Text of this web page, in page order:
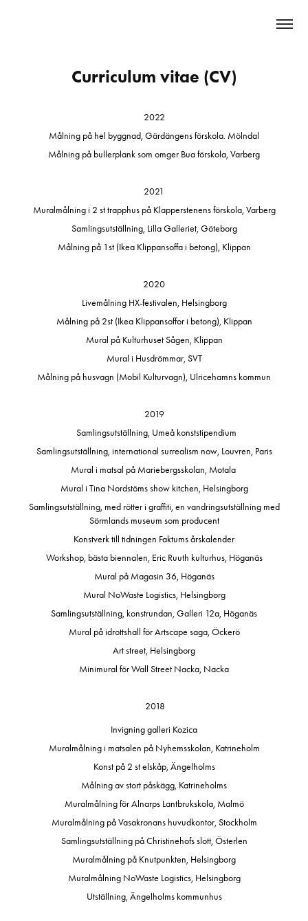
Curriculum vitae (CV)
2022
Målning på hel byggnad, Gärdängens förskola. Mölndal
Målning på bullerplank som omger Bua förskola, Varberg
2021
Muralmålning i 2 st trapphus på Klapperstenens förskola, Varberg
Samlingsutställning, Lilla Galleriet, Göteborg
Målning på 1st (Ikea Klippansoffa i betong), Klippan
2020
Livemålning HX-festivalen, Helsingborg
Målning på 2st (Ikea Klippansoffor i betong), Klippan
Mural på Kulturhuset Sågen, Klippan
Mural i Husdrömmar, SVT
Målning på husvagn (Mobil Kulturvagn), Ulricehamns kommun
2019
Samlingsutställning, Umeå konststipendium
Samlingsutställning, international surrealism now, Louvren, Paris
Mural i matsal på Mariebergsskolan, Motala
Mural i Tina Nordstöms show kitchen, Helsingborg
Samlingsutställning, med rötter i graffiti, en vandringsutställning med
Sörmlands museum som producent
Konstverk till tidningen Faktums årskalender
Workshop, bästa biennalen, Eric Ruuth kulturhus, Höganäs
Mural på Magasin 36, Höganäs
Mural NoWaste Logistics, Helsingborg
Samlingsutställning, konstrundan, Galleri 12a, Höganäs
Mural på idrottshall för Artscape saga, Öckerö
Art street, Helsingborg
Minimural för Wall Street Nacka, Nacka
2018
Invigning galleri Kozica
Muralmålning i matsalen på Nyhemsskolan, Katrineholm
Konst på 2 st elskåp, Ängelholms
Målning av stort påskägg, Katrineholms
Muralmålning för Alnarps Lantbrukskola, Malmö
Muralmålning på Vasakronans huvudkontor, Stockholm
Samlingsutställning på Christinehofs slott, Österlen
Muralmålning på Knutpunkten, Helsingborg
Muralmålning NoWaste Logistics, Helsingborg
Utställning, Ängelholms kommunhus